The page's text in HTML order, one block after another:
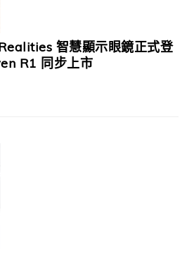
智慧顯示眼鏡正式登
R1 同步上市